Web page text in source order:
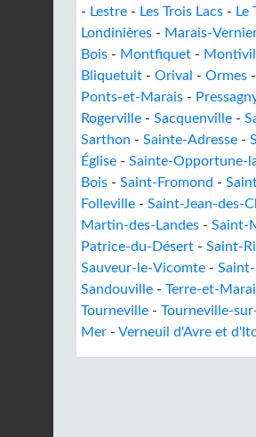
- Lestre - Les Trois Lacs - Le
Londinières - Marais-
Bois - Montfiquet -
Bliquetuit - Orival - Ormes -
Ponts-et-Marais -
Rogerville - Sacquenville -
Sarthon - Sainte-Adresse -
Église - Sainte-Opportune-
Bois - Saint-Fromond -
Folleville - Saint-Jean-des-
Martin-des-Landes - Saint-
Patrice-du-Désert - Saint-
Sauveur-le-Vicomte -
Sandouville - Terre-et-
Tourneville - Tourneville-
Mer - Verneuil d'Avre et